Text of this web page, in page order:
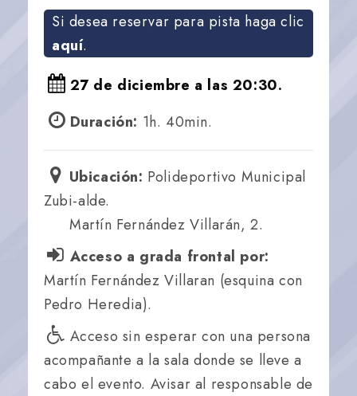
Si desea reservar para pista haga clic
aquí.
27 de diciembre a las 20:30.
Duración: 1h. 40min.
Ubicación: Polideportivo Municipal
Zubi-alde.
Martín Fernández Villarán, 2.
Acceso a grada frontal por:
Martín Fernández Villaran (esquina con
Pedro Heredia).
Acceso sin esperar con una persona
acompañante a la sala donde se lleve a
cabo el evento. Avisar al responsable de